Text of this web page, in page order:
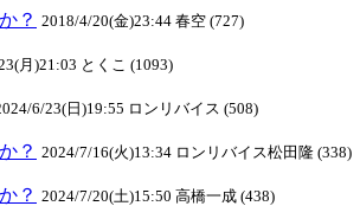
？ 2018/4/20(金)23:44 春空 (727)
月)21:03 とくこ (1093)
6/23(日)19:55 ロンリバイス (508)
？ 2024/7/16(火)13:34 ロンリバイス松田隆 (338)
？ 2024/7/20(土)15:50 高橋一成 (438)